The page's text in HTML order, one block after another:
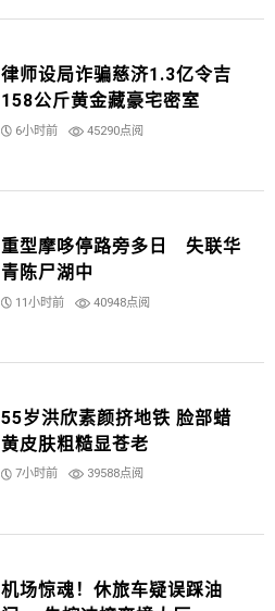
律师设局诈骗慈济1.3亿令吉
158公斤黄金藏豪宅密室
6小时前 45290点阅
重型摩哆停路旁多日 失联华
青陈尸湖中
11小时前 40948点阅
55岁洪欣素颜挤地铁 脸部蜡
黄皮肤粗糙显苍老
7小时前 39588点阅
机场惊魂！休旅车疑误踩油